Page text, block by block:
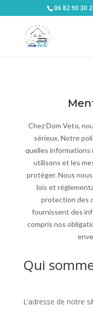
06 82 90 30
Chez Dom Veto,
sérieux. Notre
quelles informations
utilisons et les
protéger. Nous
lois et
protection des
fournissent des
compris nos
Qui
L’adresse de notre